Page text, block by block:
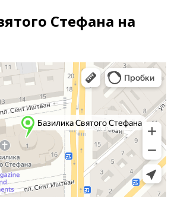
Стефана на